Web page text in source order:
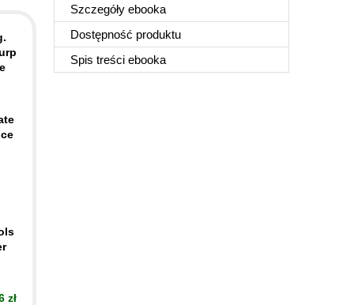
Szczegóły ebooka
Dostępność produktu
Spis treści ebooka
zł